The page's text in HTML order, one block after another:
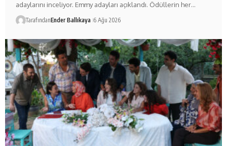
adaylarını inceliyor. Emmy adayları açıklandı. Ödüllerin her…
TarafındanEnder Ballıkaya 6 Ağu 2026